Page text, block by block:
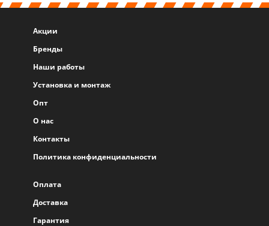
Акции
Бренды
Наши работы
Установка и монтаж
Опт
О нас
Контакты
Политика конфиденциальности
Оплата
Доставка
Гарантия